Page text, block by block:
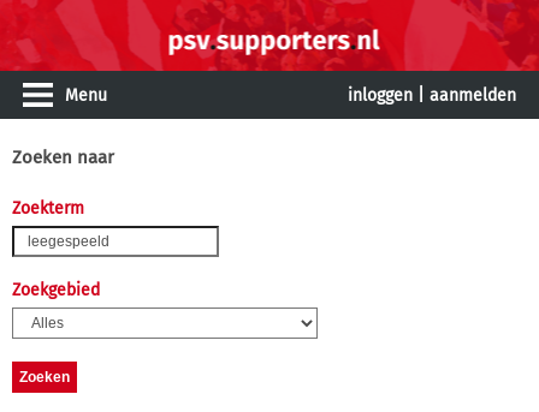
Menu inloggen aanmelden
Zoeken naar
Zoekterm
Zoekgebied